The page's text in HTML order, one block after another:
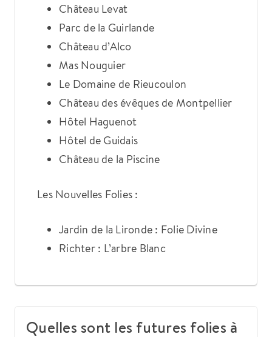
Château Levat
Parc de la Guirlande
Château d’Alco
Mas Nouguier
Le Domaine de Rieucoulon
Château des évêques de Montpellier
Hôtel Haguenot
Hôtel de Guidais
Château de la Piscine
Les Nouvelles Folies :
Jardin de la Lironde : Folie Divine
Richter : L’arbre Blanc
Quelles sont les futures folies à